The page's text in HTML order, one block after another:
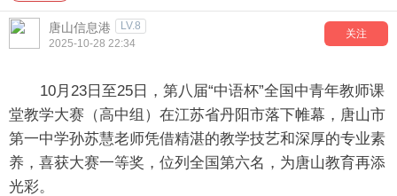
唐山信息港 LV.8
关注
2025-10-28 22:34
10月23日至25日，第八届“中语杯”全国中青年教师课
堂教学大赛（高中组）在江苏省丹阳市落下帷幕，唐山市
第一中学孙苏慧老师凭借精湛的教学技艺和深厚的专业素
养，喜获大赛一等奖，位列全国第六名，为唐山教育再添
光彩。